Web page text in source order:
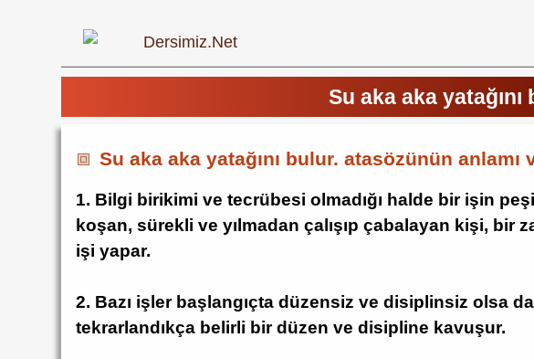
Su aka aka yatağını
Su aka aka yatağını bulur. atasözünün anlamı
1. Bilgi birikimi ve tecrübesi olmadığı halde bir işin
koşan, sürekli ve yılmadan çalışıp çabalayan kişi, bir
işi yapar.
2. Bazı işler başlangıçta düzensiz ve disiplinsiz olsa
tekrarlandıkça belirli bir düzen ve disipline kavuşur.